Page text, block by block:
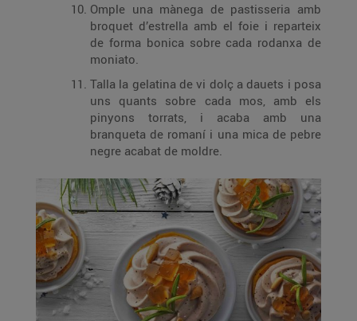
Omple una mànega de pastisseria amb
broquet d’estrella amb el foie i reparteix
de forma bonica sobre cada rodanxa de
moniato.
Talla la gelatina de vi dolç a dauets i posa
uns quants sobre cada mos, amb els
pinyons torrats, i acaba amb una
branqueta de romaní i una mica de pebre
negre acabat de moldre.